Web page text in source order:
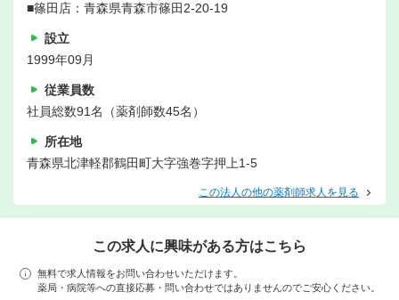
■篠田店：青森県青森市篠田2-20-19
設立
1999年09月
従業員数
社員総数91名（薬剤師数45名）
所在地
青森県北津軽郡鶴田町大字強巻字押上1-5
この法人の他の薬剤師求人を見る
この求人に興味がある方はこちら
無料で求人情報をお問い合わせいただけます。
薬局・病院等への直接応募・問い合わせではありませんのでご安心ください。